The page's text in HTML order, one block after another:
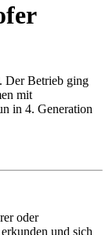
Der Betrieb ging
mit
in 4. Generation
oder
und sich